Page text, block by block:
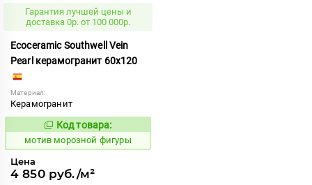
Гарантия лучшей цены и
доставка 0р. от 100 000р.
Ecoceramic Southwell Vein
Pearl керамогранит 60x120
Материал:
Керамогранит
1038740
Код товара:
мотив морозной фигуры
Цена
4 850 руб./м²